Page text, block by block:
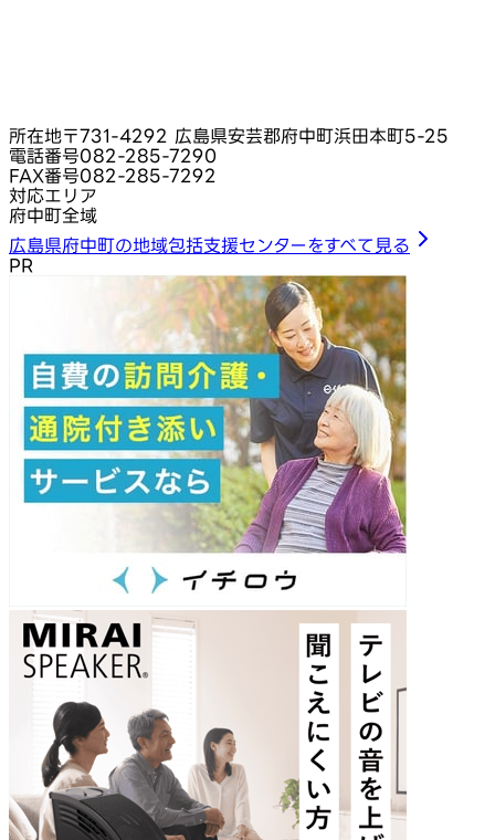
所在地〒731-4292 広島県安芸郡府中町浜田本町5-25
電話番号082-285-7290
FAX番号082-285-7292
対応エリア
府中町全域
広島県府中町の地域包括支援センターをすべて見る
PR